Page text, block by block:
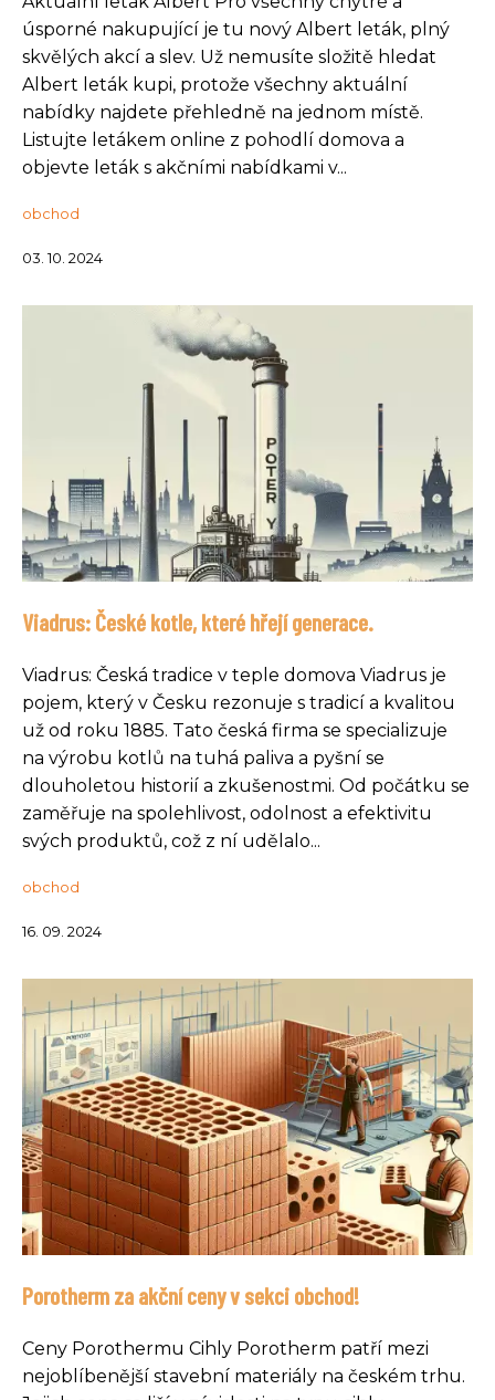
úsporné nakupující je tu nový Albert leták, plný
skvělých akcí a slev. Už nemusíte složitě hledat
Albert leták kupi, protože všechny aktuální
nabídky najdete přehledně na jednom místě.
Listujte letákem online z pohodlí domova a
objevte leták s akčními nabídkami v...
obchod
03. 10. 2024
Viadrus: České kotle, které hřejí generace.
Viadrus: Česká tradice v teple domova Viadrus je
pojem, který v Česku rezonuje s tradicí a kvalitou
už od roku 1885. Tato česká firma se specializuje
na výrobu kotlů na tuhá paliva a pyšní se
dlouholetou historií a zkušenostmi. Od počátku se
zaměřuje na spolehlivost, odolnost a efektivitu
svých produktů, což z ní udělalo...
obchod
16. 09. 2024
Porotherm za akční ceny v sekci obchod!
Ceny Porothermu Cihly Porotherm patří mezi
nejoblíbenější stavební materiály na českém trhu.